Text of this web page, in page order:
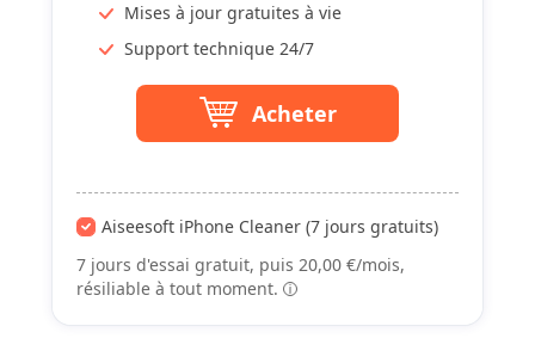
Mises à jour gratuites à vie
Support technique 24/7
Acheter
Aiseesoft iPhone Cleaner (7 jours gratuits)
7 jours d'essai gratuit, puis 20,00 €/mois,
résiliable à tout moment.